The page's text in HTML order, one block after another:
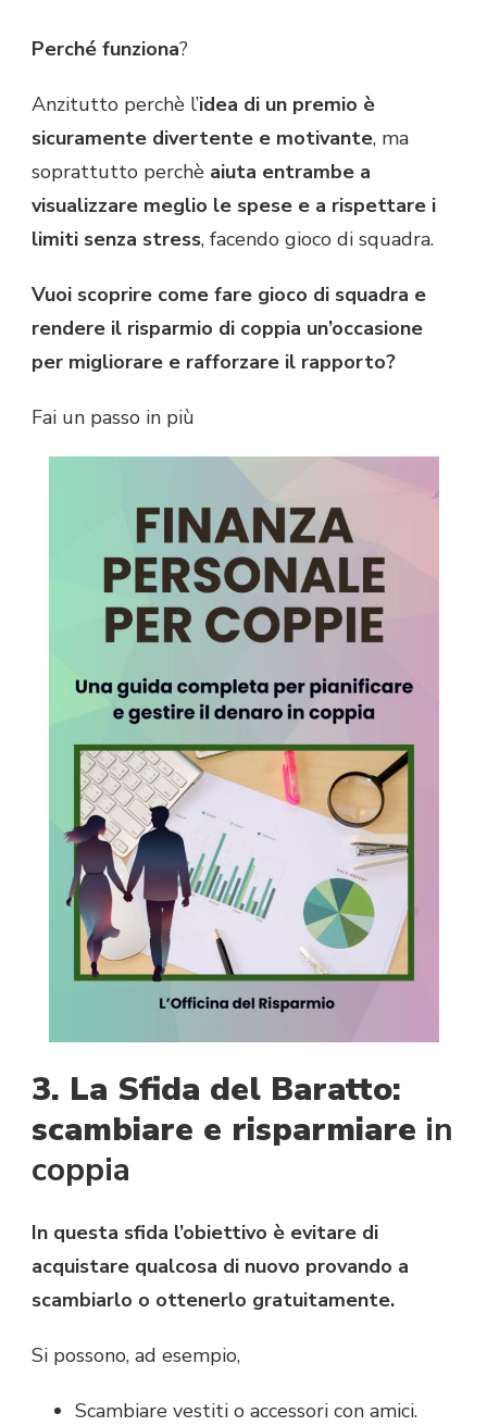
Perché funziona?
Anzitutto perchè l’idea di un premio è
sicuramente divertente e motivante, ma
soprattutto perchè aiuta entrambe a
visualizzare meglio le spese e a rispettare i
limiti senza stress, facendo gioco di squadra.
Vuoi scoprire come fare gioco di squadra e
rendere il risparmio di coppia un’occasione
per migliorare e rafforzare il rapporto?
Fai un passo in più
3. La Sfida del Baratto:
scambiare e risparmiare in
coppia
In questa sfida l’obiettivo è evitare di
acquistare qualcosa di nuovo provando a
scambiarlo o ottenerlo gratuitamente.
Si possono, ad esempio,
Scambiare vestiti o accessori con amici.